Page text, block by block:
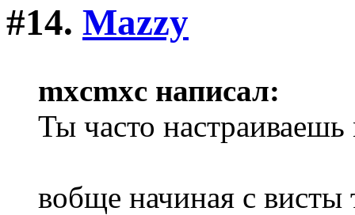
#14. Mazzy
mxcmxc написал:
Ты часто
вобще начиная с висты